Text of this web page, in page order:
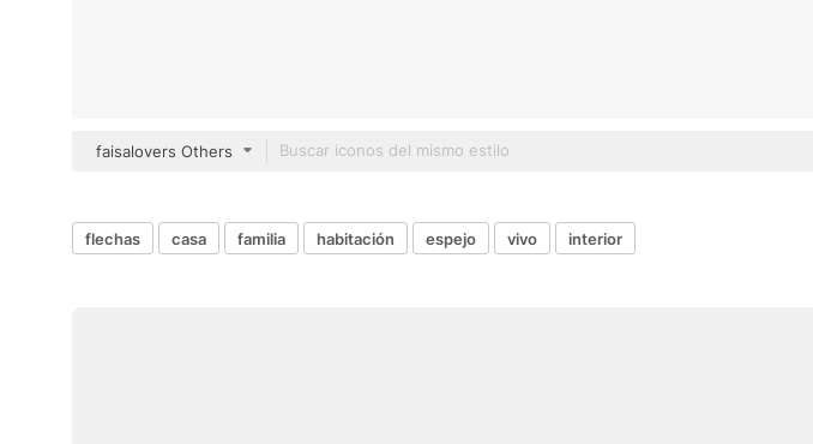
faisalovers Others
flechas casa familia habitación espejo vivo interior